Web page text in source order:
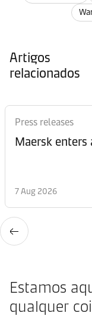
Artigos
relacionados
Press releases
Maersk
7 Aug 2026
Estamos
qualquer